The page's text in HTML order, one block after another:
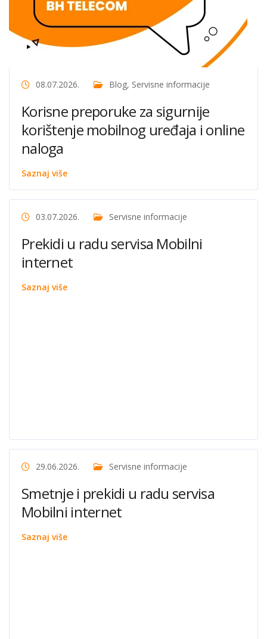
08.07.2026. Blog, Servisne informacije
Korisne preporuke za sigurnije
korištenje mobilnog uređaja i online
naloga
Saznaj više
03.07.2026. Servisne informacije
Prekidi u radu servisa Mobilni
internet
Saznaj više
29.06.2026. Servisne informacije
Smetnje i prekidi u radu servisa
Mobilni internet
Saznaj više